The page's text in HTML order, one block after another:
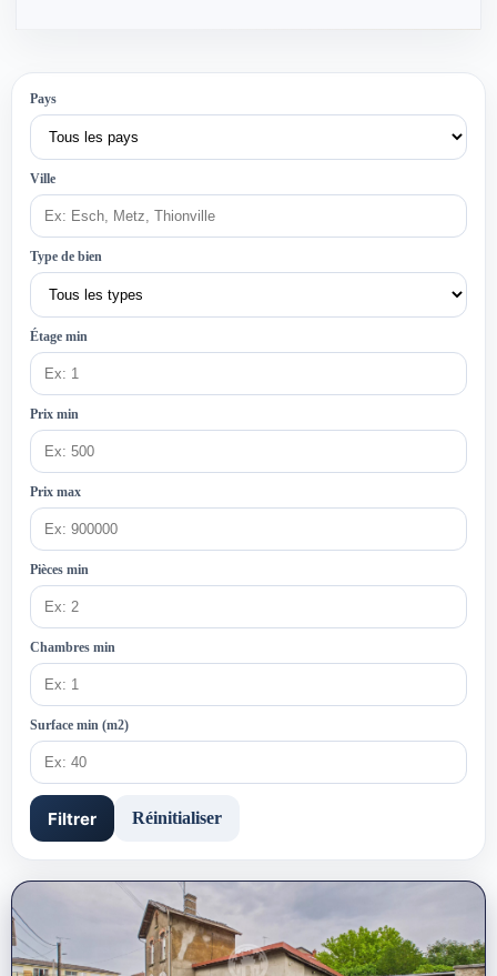
Pays
Ville
Type de bien
Étage min
Prix min
Prix max
Pièces min
Chambres min
Surface min (m2)
Filtrer Réinitialiser